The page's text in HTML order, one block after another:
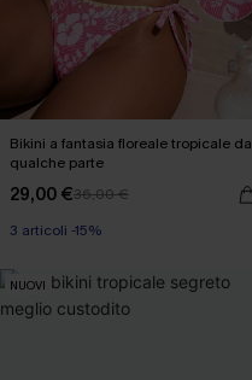
Bikini a fantasia floreale tropicale da
qualche parte
29,00 €36,00 €
3 articoli -15%
NUOVI